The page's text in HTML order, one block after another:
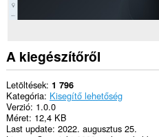
A kiegészítőről
Letöltések 1 796
Kategória Kisegítő lehetőség
Verzió 1.0.0
Méret 12,4 KB
Last update 2022. augusztus 25.